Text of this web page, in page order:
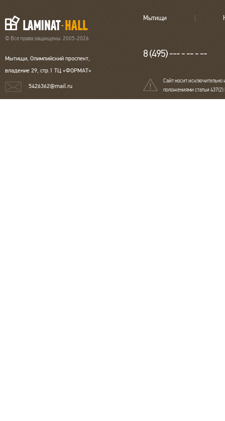
© Все права защищены. 2005-2026
Мытищи, Олимпийский проспект,
владение 29, стр.1 ТЦ «ФОРМАТ»
5426362@mail.ru
Мытищи
8 (495) --- - -- - --
Сайт носит исключительно
положениями статьи